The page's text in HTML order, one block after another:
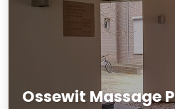
Ossewit Massage